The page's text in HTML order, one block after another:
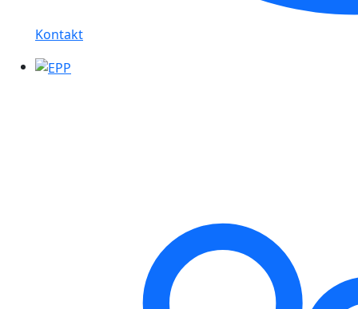
Kontakt